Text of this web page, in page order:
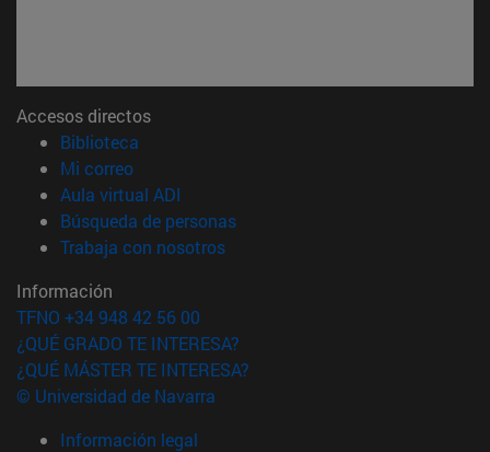
Accesos directos
Biblioteca
Mi correo(abre en nueva ventana)
Aula virtual ADI
Búsqueda de personas(abre en nueva ventana)
Trabaja con nosotros(abre en nueva ventana)
Información
TFNO +34 948 42 56 00
¿QUÉ GRADO TE INTERESA?
¿QUÉ MÁSTER TE INTERESA?
© Universidad de Navarra
Información legal